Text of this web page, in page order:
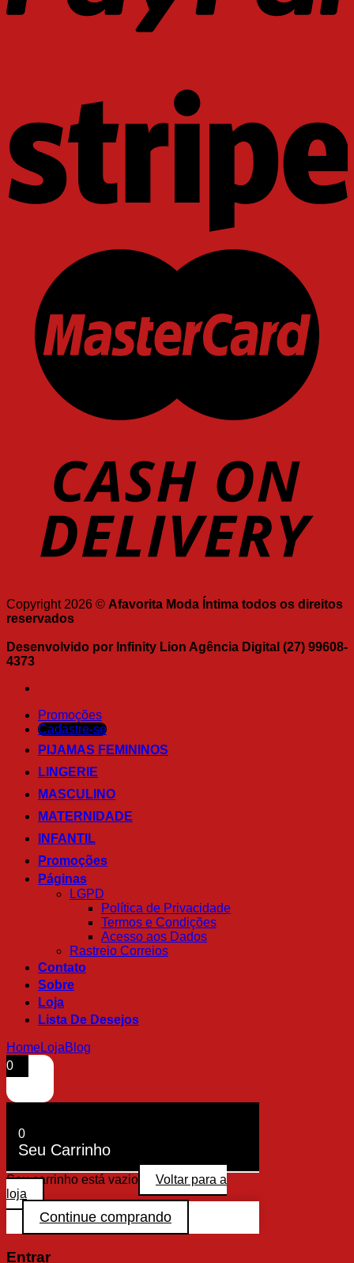
Copyright 2026 © Afavorita Moda Íntima todos os direitos
reservados
Desenvolvido por Infinity Lion Agência Digital (27) 99608-
4373
Promoções
Cadastre-se
PIJAMAS FEMININOS
LINGERIE
MASCULINO
MATERNIDADE
INFANTIL
Promoções
Páginas
LGPD
Política de Privacidade
Termos e Condições
Acesso aos Dados
Rastreio Correios
Contato
Sobre
Loja
Lista De Desejos
HomeLojaBlog
0
0
Seu Carrinho
Seu carrinho está vazio
Voltar para a
loja
Continue comprando
Entrar